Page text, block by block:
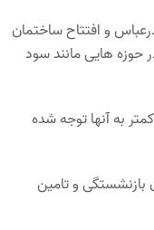
و افتتاح ساختمان
هایی مانند سود
به آنها توجه شده
دولت، صندوق بازنشستگی و تامین